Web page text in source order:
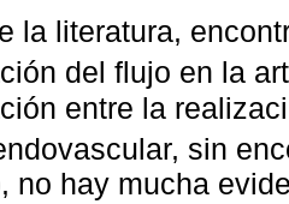
la literatura,
del flujo en la
entre la
sin
no hay mucha